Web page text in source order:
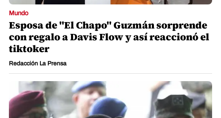
Mundo
Esposa de "El Chapo" Guzmán sorprende
con regalo a Davis Flow y así reaccionó el
tiktoker
Redacción La Prensa